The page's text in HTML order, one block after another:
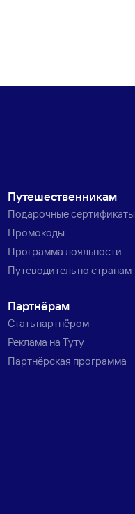
Путешественникам
Подарочные сертификаты
Промокоды
Программа лояльности
Путеводитель по странам
Партнёрам
Стать партнёром
Реклама на Туту
Партнёрская программа